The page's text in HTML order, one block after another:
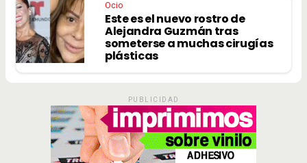
Ocio
Este es el nuevo rostro de
Alejandra Guzmán tras
someterse a muchas cirugías
plásticas
PUBLICIDAD